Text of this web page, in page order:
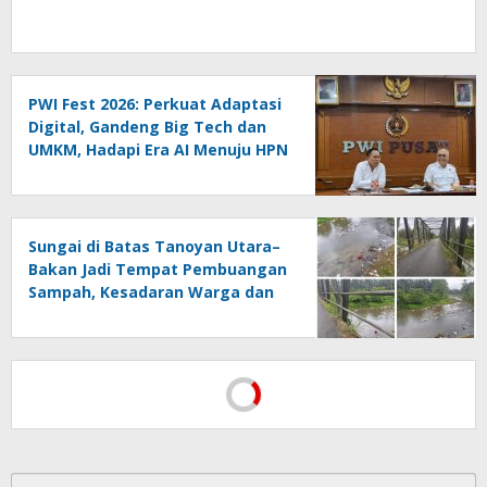
PWI Fest 2026: Perkuat Adaptasi
Digital, Gandeng Big Tech dan
UMKM, Hadapi Era AI Menuju HPN
Sungai di Batas Tanoyan Utara–
Bakan Jadi Tempat Pembuangan
Sampah, Kesadaran Warga dan
Dipertanyakan
PWI Pusat Resmi Melaporkan
Hotman Paris ke Polda Metro
Jaya, Tegaskan Komitmen